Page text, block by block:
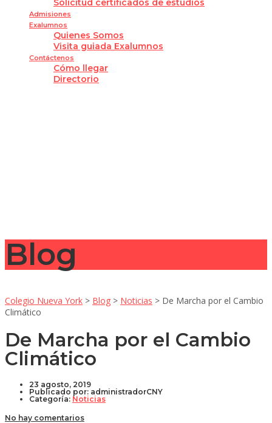
Solicitud certificados de estudios
Admisiones
Exalumnos
Quienes Somos
Visita guiada Exalumnos
Contáctenos
Cómo llegar
Directorio
Blog
Colegio Nueva York > Blog > Noticias > De Marcha por el Cambio
Climático
De Marcha por el Cambio
Climático
23 agosto, 2019
Publicado por: administradorCNY
Categoría: Noticias
No hay comentarios